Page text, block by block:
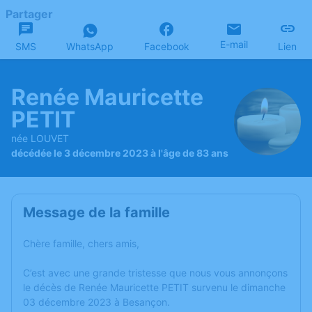
Partager
SMS WhatsApp Facebook E-mail Lien
Renée Mauricette
PETIT
née LOUVET
décédée le 3 décembre 2023 à l'âge de 83 ans
Message de la famille
Chère famille, chers amis,
C’est avec une grande tristesse que nous vous annonçons
le décès de Renée Mauricette PETIT survenu le dimanche
03 décembre 2023 à Besançon.